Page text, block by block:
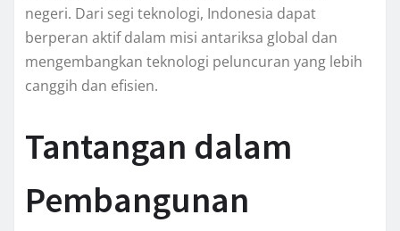
negeri. Dari segi teknologi, Indonesia dapat
berperan aktif dalam misi antariksa global dan
mengembangkan teknologi peluncuran yang lebih
canggih dan efisien.
Tantangan dalam
Pembangunan